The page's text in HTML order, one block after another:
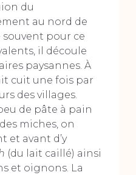
du
au nord de
souvent pour ce
il découle
paysannes. À
cuit une fois par
des villages.
de pâte à pain
miches, on
et avant d’y
(du lait caillé) ainsi
et oignons. La